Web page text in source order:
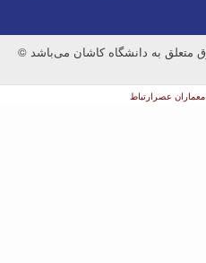
معماران عصر‌ارتباط